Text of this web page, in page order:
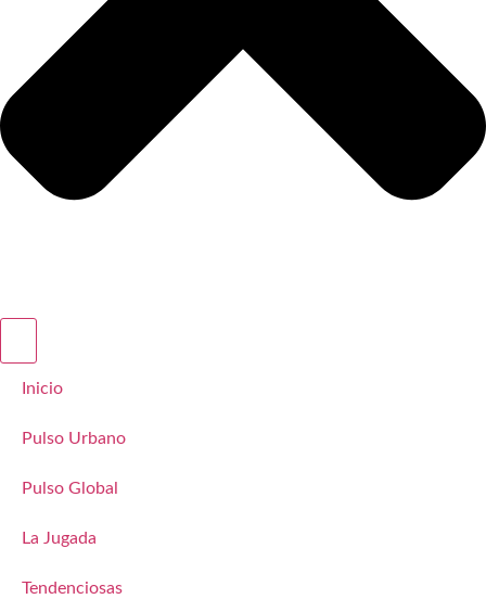
Inicio
Pulso Urbano
Pulso Global
La Jugada
Tendenciosas